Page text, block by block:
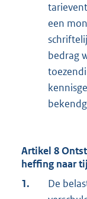
een
bedrag
Artikel 8
heffing naar
1.
De